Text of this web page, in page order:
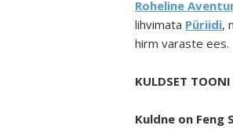
Roheline
lihvimata Püriidi,
hirm varaste ees.
KULDSET
Kuldne on